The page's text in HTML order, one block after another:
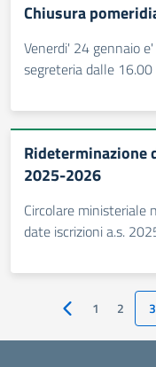
Chiusura
Venerdi' 24 gennaio
segreteria dalle
Rideterminazione
2025-2026
Circolare ministeriale
date iscrizioni a.s.
Pagina precedente
1 2 3